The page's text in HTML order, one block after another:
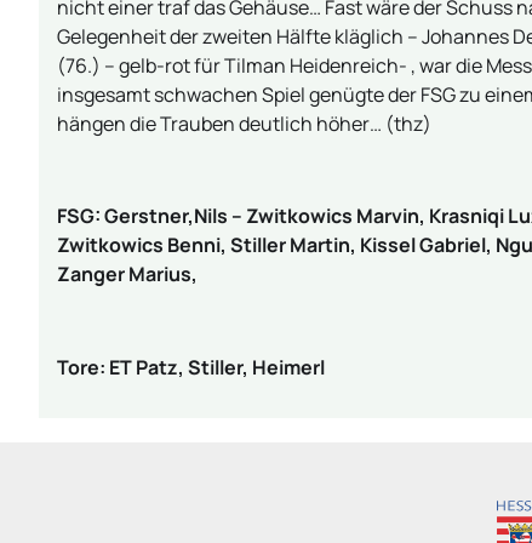
nicht einer traf das Gehäuse… Fast wäre der Schuss
Gelegenheit der zweiten Hälfte kläglich – Johannes
(76.) – gelb-rot für Tilman Heidenreich- , war die
insgesamt schwachen Spiel genügte der FSG zu
hängen die Trauben deutlich höher… (thz)
FSG: Gerstner,Nils – Zwitkowics Marvin, Krasniqi
Zwitkowics Benni, Stiller Martin, Kissel Gabriel,
Zanger Marius,
Tore: ET Patz, Stiller, Heimerl